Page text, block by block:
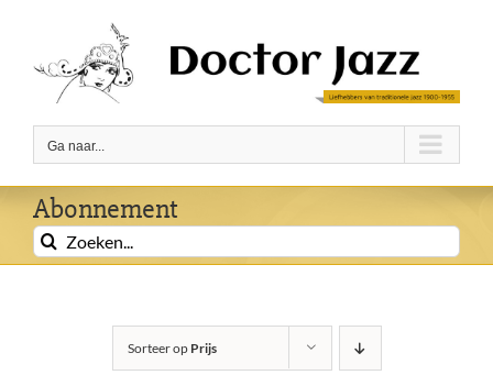
inhoud
Ga naar...
Abonnement
Zoeken
naar:
Sorteer op Prijs